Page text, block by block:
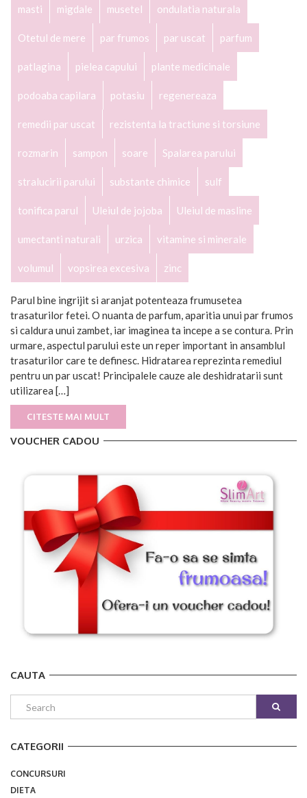
masti migdale musetel ondulatia naturala
Otetul de mere par frumos par uscat parfum
patlagina pielea capului plante medicinale
podoaba capilara potasiu regenereaza
remedii par uscat rezistenta la tractiune si torsiune
rozmarin sampon soare Spalarea parului
stralucirii parului substante chimice sulf
tonifica parul Uleiul de jojoba Uleiul de masline
umectanti naturali urzica vitamine si minerale
volumul vopsirea excesiva zinc
Parul bine ingrijit si aranjat potenteaza frumusetea
trasaturilor fetei. O nuanta de parfum, aparitia unui par frumos
si caldura unui zambet, iar imaginea ta incepe a se contura. Prin
urmare, aspectul parului este un reper important in ansamblul
trasaturilor care te definesc. Hidratarea reprezinta remediul
pentru un par uscat! Principalele cauze ale deshidratarii sunt
utilizarea […]
CITESTE MAI MULT
VOUCHER CADOU
CAUTA
CATEGORII
CONCURSURI
DIETA